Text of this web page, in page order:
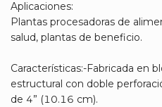
Aplicaciones:
Plantas procesadoras de
salud, plantas de beneficio.
Características:-Fabricada en
estructural con doble
de 4” (10.16 cm).